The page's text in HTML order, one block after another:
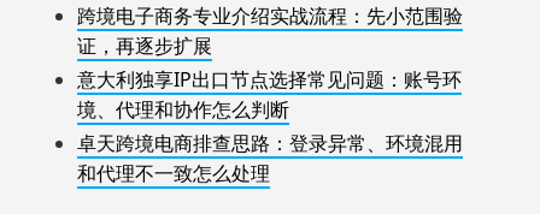
跨境电子商务专业介绍实战流程：先小范围验
证，再逐步扩展
意大利独享IP出口节点选择常见问题：账号环
境、代理和协作怎么判断
卓天跨境电商排查思路：登录异常、环境混用
和代理不一致怎么处理